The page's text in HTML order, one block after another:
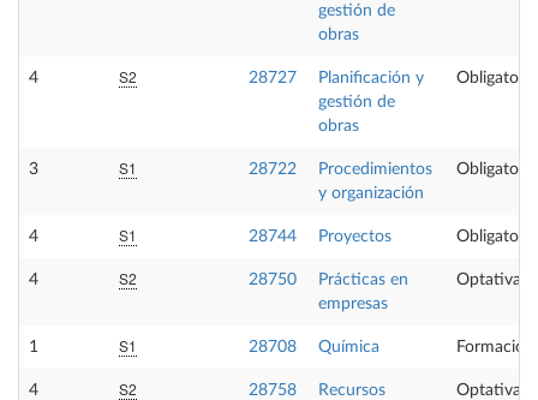
gestión de
obras
4 S2 28727
Planificación y
gestión de
obras
Obligatoria
3 S1 28722
Procedimientos
y organización
Obligatoria
4 S1 28744 Proyectos Obligatoria
4 S2 28750
Prácticas en
empresas
Optativa
1 S1 28708 Química Formación
4 S2 28758
Recursos
Optativa